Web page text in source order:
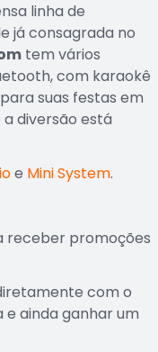
linha de
já consagrada no
tem vários
com karaokê
suas festas em
a diversão está
e Mini System.
receber promoções
com o
ainda ganhar um